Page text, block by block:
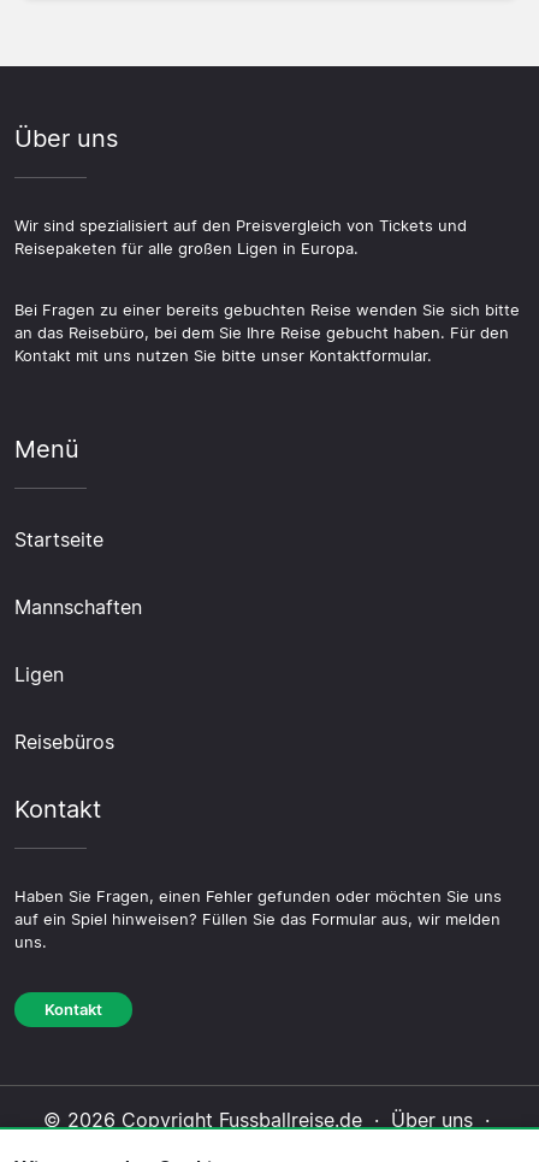
Über uns
Wir sind spezialisiert auf den Preisvergleich von Tickets und
Reisepaketen für alle großen Ligen in Europa.
Bei Fragen zu einer bereits gebuchten Reise wenden Sie sich bitte
an das Reisebüro, bei dem Sie Ihre Reise gebucht haben. Für den
Kontakt mit uns nutzen Sie bitte unser Kontaktformular.
Menü
Startseite
Mannschaften
Ligen
Reisebüros
Kontakt
Haben Sie Fragen, einen Fehler gefunden oder möchten Sie uns
auf ein Spiel hinweisen? Füllen Sie das Formular aus, wir melden
uns.
Kontakt
© 2026 Copyright Fussballreise.de · Über uns ·